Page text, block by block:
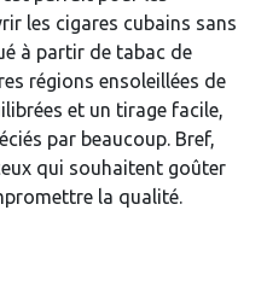
les cigares cubains sans
à partir de tabac de
régions ensoleillées de
et un tirage facile,
par beaucoup. Bref,
qui souhaitent goûter
la qualité.